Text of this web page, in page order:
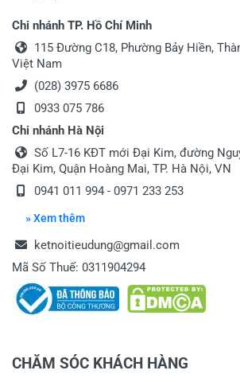
Chi nhánh TP. Hồ Chí Minh
115 Đường C18, Phường Bảy Hiền,
Việt Nam
(028) 3975 6686
0933 075 786
Chi nhánh Hà Nội
Số L7-16 KĐT mới Đại Kim, đường
Đại Kim, Quận Hoàng Mai, TP. Hà Nội, VN
0941 011 994 - 0971 233 253
» Xem thêm
ketnoitieudung@gmail.com
Mã Số Thuế: 0311904294
CHĂM SÓC KHÁCH HÀNG